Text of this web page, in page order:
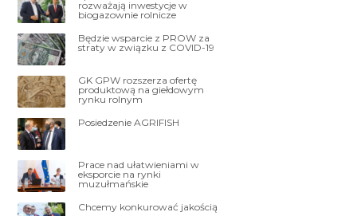
rozważają inwestycje w
biogazownie rolnicze
Będzie wsparcie z PROW za
straty w związku z COVID-19
GK GPW rozszerza ofertę
produktową na giełdowym
rynku rolnym
Posiedzenie AGRIFISH
Prace nad ułatwieniami w
eksporcie na rynki
muzułmańskie
Chcemy konkurować jakością